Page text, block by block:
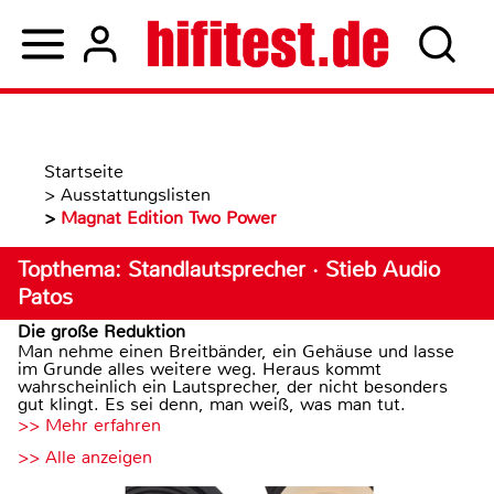
Startseite
> Ausstattungslisten
> Magnat Edition Two Power
Topthema: Standlautsprecher · Stieb Audio
Patos
Die große Reduktion
Man nehme einen Breitbänder, ein Gehäuse und lasse
im Grunde alles weitere weg. Heraus kommt
wahrscheinlich ein Lautsprecher, der nicht besonders
gut klingt. Es sei denn, man weiß, was man tut.
>> Mehr erfahren
>> Alle anzeigen